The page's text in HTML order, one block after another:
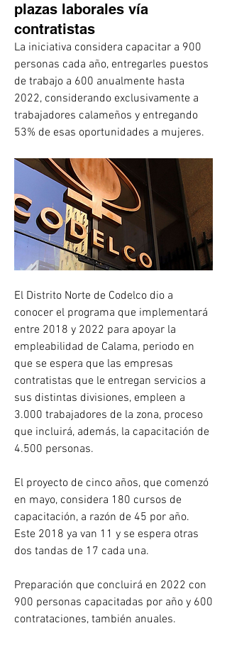
plazas laborales vía
contratistas
La iniciativa considera capacitar a 900
personas cada año, entregarles puestos
de trabajo a 600 anualmente hasta
2022, considerando exclusivamente a
trabajadores calameños y entregando
53% de esas oportunidades a mujeres.
El Distrito Norte de Codelco dio a
conocer el programa que implementará
entre 2018 y 2022 para apoyar la
empleabilidad de Calama, periodo en
que se espera que las empresas
contratistas que le entregan servicios a
sus distintas divisiones, empleen a
3.000 trabajadores de la zona, proceso
que incluirá, además, la capacitación de
4.500 personas.
El proyecto de cinco años, que comenzó
en mayo, considera 180 cursos de
capacitación, a razón de 45 por año.
Este 2018 ya van 11 y se espera otras
dos tandas de 17 cada una.
Preparación que concluirá en 2022 con
900 personas capacitadas por año y 600
contrataciones, también anuales.